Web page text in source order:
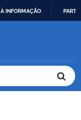
INFORMAÇÃO